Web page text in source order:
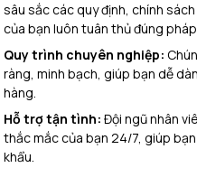
sâu sắc các quy định, chính
của bạn luôn tuân thủ đúng
Quy trình chuyên nghiệp:
ràng, minh bạch, giúp bạn dễ
hàng.
Hỗ trợ tận tình: Đội ngũ nhân
thắc mắc của bạn 24/7, giúp
khẩu.